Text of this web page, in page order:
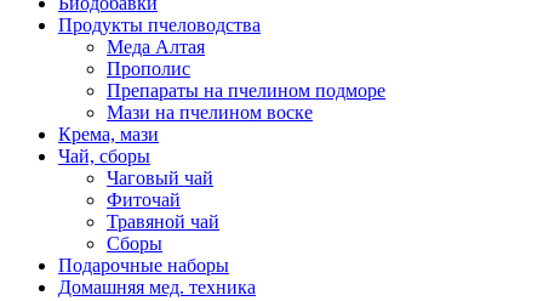
Продукты пчеловодства
Меда Алтая
Прополис
Препараты на пчелином подморе
Мази на пчелином воске
Крема, мази
Чай, сборы
Чаговый чай
Фиточай
Травяной чай
Сборы
Подарочные наборы
Домашняя мед. техника